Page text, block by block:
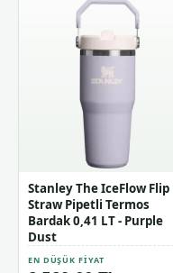
Stanley The IceFlow Flip
Straw Pipetli Termos
Bardak 0,41 LT - Purple
Dust
EN DÜŞÜK FIYAT